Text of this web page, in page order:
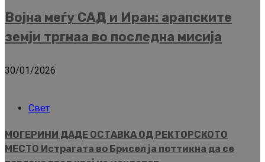
Војна меѓу САД и Иран: арапските
земји тргнаа во последна мисија
30/01/2026
Свет
МОГЕРИНИ ДАДЕ ОСТАВКА ОД РЕКТОРСКОТО
МЕСТО Истрагата во Брисел ја поттикна да се